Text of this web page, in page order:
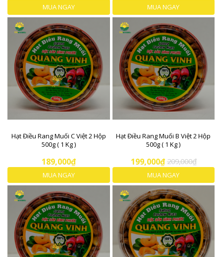
MUA NGAY MUA NGAY
Hạt Điều Rang Muối C Việt 2 Hộp
500g ( 1 Kg )
189,000₫
MUA NGAY
Hạt Điều Rang Muối B Việt 2 Hộp
500g ( 1 Kg )
199,000₫ 209,000₫
MUA NGAY